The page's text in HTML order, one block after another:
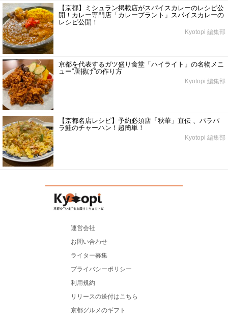
【京都】ミシュラン掲載店がスパイスカレーのレシピ公
開！カレー専門店「カレープラント」スパイスカレーの
レシピ公開！
Kyotopi 編集部
京都を代表するガツ盛り食堂「ハイライト」の名物メニ
ュー”唐揚げ”の作り方
Kyotopi 編集部
【京都名店レシピ】予約必須店「秋華」直伝 、パラパ
ラ鮭のチャーハン！超簡単！
Kyotopi 編集部
運営会社
お問い合わせ
ライター募集
プライバシーポリシー
利用規約
リリースの送付はこちら
京都グルメのギフト